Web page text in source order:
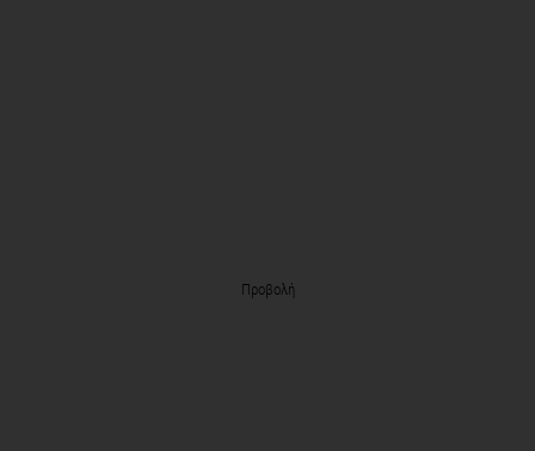
Προβολή